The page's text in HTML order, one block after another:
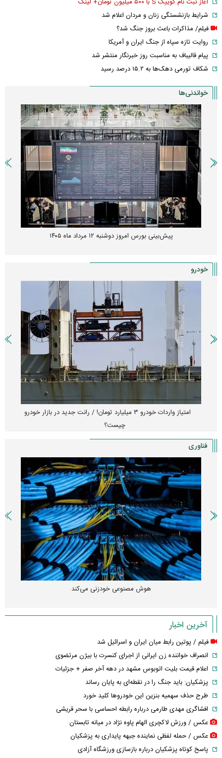
شرایط بازنشستگی زنان و مردان اعلام شد
فیلم/ مذاکرات باعث بروز جنگ شد؟
روایت تازه سپاه از جنگ ایران و آمریکا
پیام قالیباف به مناسبت روز خبرنگار منتشر شد
شکاف تورمی دهک‌ها به ۱۵.۲ درصد رسید
خواندنی‌ها
پیش‌بینی بورس امروز دوشنبه ۱۲ مرداد ماه ۱۴۰۵
خودرو
امتیاز واردات خودرو ۳ میلیارد تومان! / رانت جدید در بازار خودرو
چیست؟
فناوری
هوش مصنوعی خودزنی می‌کند
آخرین اخبار
فیلم / پوتین رابط میان ایران و اسرائیل شد
انصراف خواننده زن ایرانی از اجرای کنسرت با بیژن مرتضوی
اعلام قیمت بلیت اتوبوس مشهد در دهه آخر صفر + جزئیات
پزشکیان: باید جنگ را در نقطه‌ای به پایان رساند
طرح حذف سهمیه بنزین این خودرو‌ها کلید خورد
افشاگری مهدی طارمی درباره رابطه احساسی با سحر قریشی
عکس / ورزش لاکچری الهام پاوه نژاد در میانه تابستان
عکس / حمله لفظی نماینده جبهه پایداری به پزشکیان
پاسخ کوتاه پزشکیان درباره بازسازی ورزشگاه آزادی